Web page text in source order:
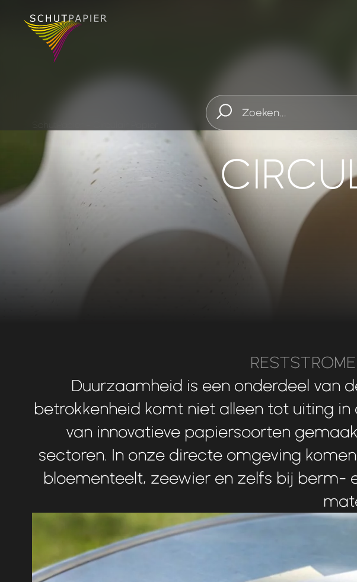
Duurzaamheid is een onderdeel van
betrokkenheid komt niet alleen tot uiting in
van innovatieve papiersoorten
sectoren. In onze directe omgeving komen
bloementeelt, zeewier en zelfs bij berm-